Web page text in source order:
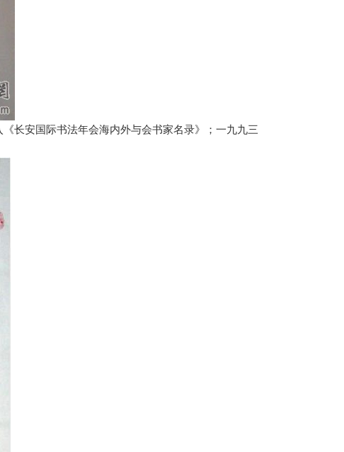
长安国际书法年会海内外与会书家名录》；一九九三